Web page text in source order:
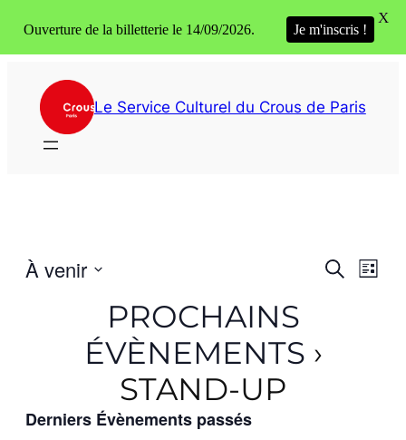
Le Service Culturel du Crous de Paris
Recherche
Liste
À venir
PROCHAINS
ÉVÈNEMENTS ›
STAND-UP
Derniers Évènements passés
Ouverture de la billetterie le 14/09/2026. Je m'inscris !
X